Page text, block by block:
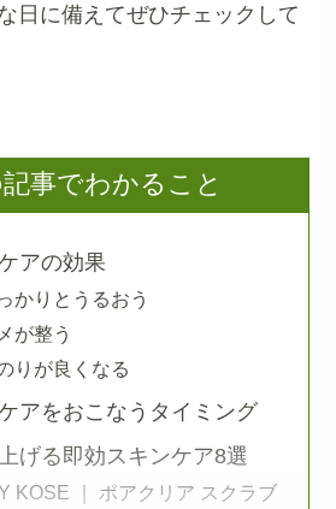
日に備えてぜひチェックして
事でわかること
アの効果
かりとうるおう
が整う
りが良くなる
アをおこなうタイミング
げる即効スキンケア8選
KOSE ｜ ポアクリア スクラブ